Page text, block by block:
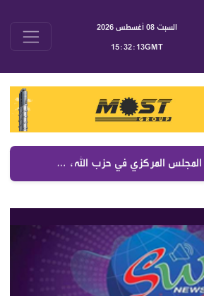
السبت 08 أغسطس 2026
15:32:14GMT
عضو المجلس المركزي في حزب الله، سماحة الشيخ الدكتور علي جاب